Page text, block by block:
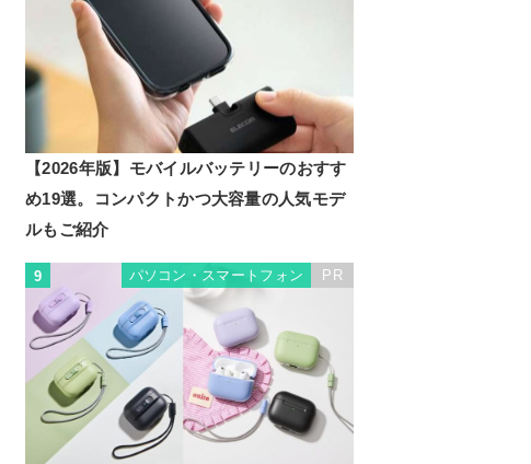
【2026年版】モバイルバッテリーのおすす
め19選。コンパクトかつ大容量の人気モデ
ルもご紹介
9 パソコン・スマートフォン PR